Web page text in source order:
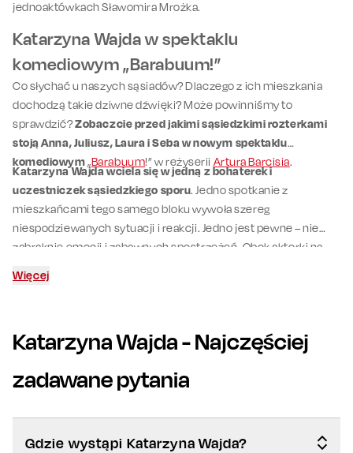
jednoaktówkach Sławomira Mrożka.
Katarzyna Wajda w spektaklu
komediowym „Barabuum!”
Co słychać u naszych sąsiadów? Dlaczego z ich mieszkania
dochodzą takie dziwne dźwięki? Może powinniśmy to
sprawdzić?Zobaczcie przed jakimi sąsiedzkimi rozterkami
stoją Anna, Juliusz, Laura i Seba w nowym spektaklu
komediowym„Barabuum!” w reżyserii Artura Barcisia.
Katarzyna Wajda wciela się w jedną z bohaterek i
uczestniczek sąsiedzkiego sporu. Jedno spotkanie z
mieszkańcami tego samego bloku wywoła szereg
niespodziewanych sytuacji i reakcji. Jedno jest pewne – nie
zabraknie emocji i zabawnych spostrzeżeń. Obok aktorki na
Małaszyński
Więcej
Katarzyna Wajda- Najczęściej
zadawane pytania
Gdzie wystąpi Katarzyna Wajda?